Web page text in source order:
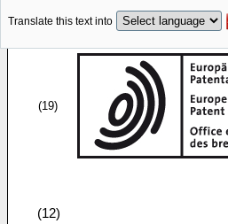
Translate this text into
(19)
(12)